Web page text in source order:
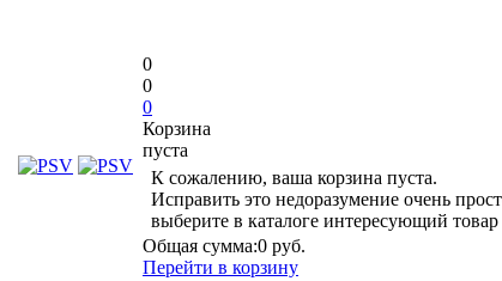
0
0
0
Корзина
пуста
К сожалению, ваша корзина пуста.
Исправить это недоразумение очень
выберите в каталоге интересующий
Общая сумма:0 руб.
Перейти в корзину